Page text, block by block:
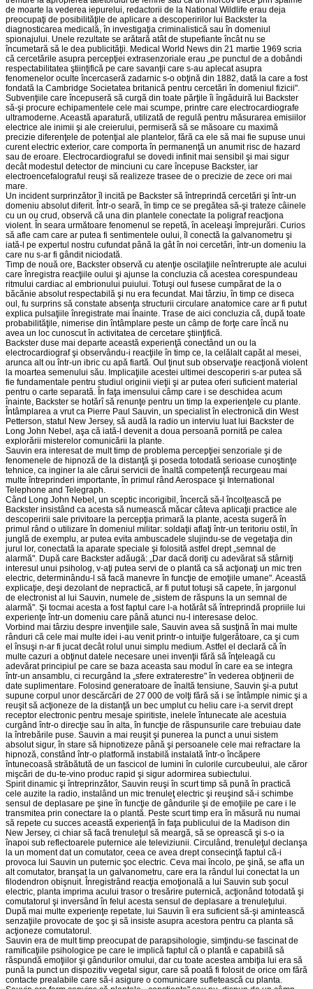
de moarte la vederea iepurelui, redactorii de la National Wildlife erau deja
preocupaţi de posibilităţile de aplicare a descoperirilor lui Backster la
diagnosticarea medicală, în investigaţia criminalistică sau în domeniul
spionajului. Unele rezultate se arătară atât de stupefiante încât nu se
încumetară să le dea publicităţii. Medical World News din 21 martie 1969 scria
că cercetările asupra percepţiei extrasenzoriale erau „pe punctul de a dobândi
respectabilitatea ştiinţifică pe care savanţii care s-au aplecat asupra
fenomenelor oculte încercaseră zadarnic s-o obţină din 1882, dată la care a fost
fondată la Cambridge Societatea britanică pentru cercetări în domeniul fizicii".
Subvenţiile care începuseră să curgă din toate părţile îi îngăduiră lui Back­ster
să-şi procure echipamentele cele mai scumpe, printre care electrocar­dio­grafe
ultramoderne. Această aparatură, utilizată de regulă pentru măsurarea emisiilor
electrice ale inimii şi ale creierului, permiseră să se măsoare cu maximă
precizie diferenţele de potenţial ale plantelor, fără ca ele să mai fie supuse unui
curent electric exterior, care comporta în permanenţă un anumit risc de hazard
sau de eroare. Electrocardiograful se dovedi infinit mai sensibil şi mai sigur
decât modestul detector de minciuni cu care începuse Backster, iar
electroencefalograful reuşi să realizeze trasee de o precizie de zece ori mai
mare.
Un incident surprinzător îl incită pe Backster să întreprindă cercetări şi într-un
domeniu absolut diferit. Într-o seară, în timp ce se pregătea să-şi trateze câinele
cu un ou crud, observă că una din plantele conectate la poligraf reacţiona
violent. În seara următoare fenomenul se repetă, în aceleaşi împrejurări. Curios
să afle cam care ar putea fi sentimentele oului, îl conectă la galvanometru şi
iată-l pe expertul nostru cufundat până la gât în noi cercetări, într-un domeniu la
care nu s-ar fi gândit niciodată.
Timp de nouă ore, Backster observă cu atenţie oscilaţiile neîntrerupte ale acului
care înregistra reacţiile oului şi ajunse la concluzia că acestea corespundeau
ritmului cardiac al embrionului puiului. Totuşi oul fusese cumpărat de la o
băcănie absolut respectabilă şi nu era fecundat. Mai târziu, în timp ce diseca
oul, fu surprins să constate absenţa structurii circulare anatomice care ar fi putut
explica pulsaţiile înregistrate mai înainte. Trase de aici concluzia că, după toate
probabilităţile, nimerise din întâmplare peste un câmp de forţe care încă nu
avea un loc cunoscut în activitatea de cercetare ştiinţifică.
Backster duse mai departe această experienţă conectând un ou la
electrocardiograf şi observându-i reacţiile în timp ce, la celălalt capăt al mesei,
arunca alt ou într-un ibric cu apă fiartă. Oul ţinut sub observaţie reacţionă violent
la moartea semenului său. Implicaţiile acestei ultimei descoperiri s-ar putea să
fie fundamentale pentru studiul originii vieţii şi ar putea oferi suficient material
pentru o carte separată. În faţa imensului câmp care i se deschidea acum
înainte, Backster se hotărî să renunţe pentru un timp la experienţele cu plante.
Întâmplarea a vrut ca Pierre Paul Sauvin, un specialist în electronică din West
Petterson, statul New Jersey, să audă la radio un interviu luat lui Backster de
Long John Nebel, aşa că iată-l devenit a doua persoană pornită pe calea
explorării misterelor comunicării la plante.
Sauvin era interesat de mult timp de problema percepţiei senzoriale şi de
fenomenele de hipnoză de la distanţă şi poseda totodată serioase cunoştinţe
tehnice, ca inginer la ale cărui servicii de înaltă competenţă recurgeau mai
multe întreprinderi importante, în primul rând Aerospace şi International
Telephone and Telegraph.
Când Long John Nebel, un sceptic incorigibil, încercă să-l încolţească pe
Backster insistând ca acesta să numească măcar câteva aplicaţii practice ale
descoperirii sale privitoare la percepţia primară la plante, acesta sugeră în
primul rând o utilizare în domeniul militar: soldaţii aflaţi într-un teritoriu ostil, în
junglă de exemplu, ar putea evita ambuscadele slujindu-se de vegetaţia din
jurul lor, conectată la aparate speciale şi folosită astfel drept „semnal de
alarmă". După care Backster adăugă: „Dar dacă doriţi cu adevărat să stârniţi
interesul unui psiholog, v-aţi putea servi de o plantă ca să acţionaţi un mic tren
electric, determinându-l să facă manevre în funcţie de emoţiile umane". Această
explicaţie, deşi dezolant de nepractică, ar fi putut totuşi să capete, în jargonul
de electronist al lui Sauvin, numele de „sistem de răspuns la un semnal de
alarmă". Şi tocmai acesta a fost faptul care l-a hotărât să întreprindă propriile lui
experienţe într-un domeniu care până atunci nu-l interesase deloc.
Vorbind mai târziu despre invenţiile sale, Sauvin avea să susţină în mai multe
rânduri că cele mai multe idei i-au venit printr-o intuiţie fulgerătoare, ca şi cum
el însuşi n-ar fi jucat decât rolul unui simplu medium. Astfel el declară că în
multe cazuri a obţinut datele necesare unei invenţii fără să înţeleagă cu
adevărat principiul pe care se baza aceasta sau modul în care ea se integra
într-un ansamblu, ci recurgând la „sfere extraterestre" în vederea obţinerii de
date suplimentare. Folosind generatoare de înaltă tensiune, Sauvin şi-a putut
supune corpul unor descărcări de 27 000 de volţi fără să i se întâmple nimic şi a
reuşit să acţioneze de la distanţă un bec umplut cu heliu care i-a servit drept
receptor electronic pentru mesaje spiritiste, inelele întunecate ale acestuia
curgând într-o direcţie sau în alta, în funcţie de răspunsurile care trebuiau date
la întrebările puse. Sauvin a mai reuşit şi punerea la punct a unui sistem
absolut sigur, în stare să hipnotizeze până şi persoanele cele mai refractare la
hipnoză, constând într-o platformă instabilă instalată într-o încăpere
întunecoasă străbătută de un fascicol de lumini în culorile curcubeului, ale căror
mişcări de du-te-vino produc rapid şi sigur adormirea subiectului.
Spirit dinamic şi întreprinzător, Sauvin reuşi în scurt timp să pună în practică
cele auzite la radio, instalând un mic trenuleţ electric şi reuşind să-i schimbe
sensul de deplasare pe şine în funcţie de gândurile şi de emoţiile pe care i le
transmitea prin conectare la o plantă. Peste scurt timp era în măsură nu numai
să repete cu succes această experienţă în faţa publicului de la Madison din
New Jersey, ci chiar să facă trenuleţul să meargă, să se oprească şi s-o ia
înapoi sub reflectoarele puternice ale televiziunii. Circulând, trenuleţul declanşa
la un moment dat un comutator, ceea ce avea drept consecinţă faptul că-i
provoca lui Sauvin un puternic şoc electric. Ceva mai încolo, pe şină, se afla un
alt comutator, branşat la un galvanometru, care era la rândul lui conectat la un
filodendron obişnuit. Înregistrând reacţia emoţională a lui Sauvin sub şocul
electric, planta imprima acului trasor o tresărire puternică, acţionând totodată şi
comutatorul şi inversând în felul acesta sensul de deplasare a trenuleţului.
După mai multe experienţe repetate, lui Sauvin îi era suficient să-şi amintească
senzaţiile provocate de şoc şi să insiste asupra acestora pentru ca planta să
acţioneze comutatorul.
Sauvin era de mult timp preocupat de parapsihologie, simţindu-se fascinat de
ramificaţiile psihologice pe care le implică faptul că o plantă e capabilă să
răspundă emoţiilor şi gândurilor omului, dar cu toate acestea ambiţia lui era să
pună la punct un dispozitiv vegetal sigur, care să poată fi folosit de orice om fără
contacte prealabile care să-i asigure o comunicare sufletească cu planta.